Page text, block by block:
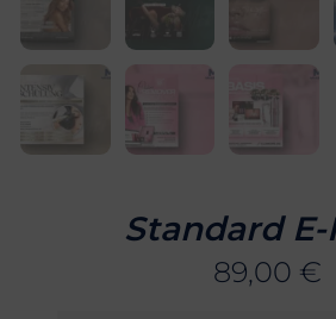
Standard E-
89,00 €